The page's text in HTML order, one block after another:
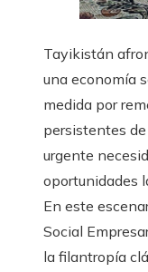
Tayikistán
una economía
medida por
persistentes
urgente
oportunidades
En este
Social
la filantropía